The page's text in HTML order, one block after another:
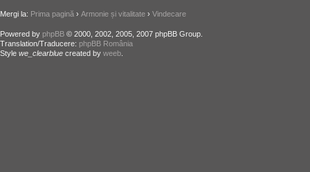
Mergi la: Prima pagină › Armonie și vitalitate › Vindecare
Powered by phpBB © 2000, 2002, 2005, 2007 phpBB Group.
Translation/Traducere: phpBB România
Style we_clearblue created by weeb